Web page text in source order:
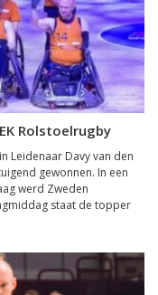
Rolstoelrugby
Leidenaar Davy van den
gewonnen. In een
werd Zweden
staat de topper